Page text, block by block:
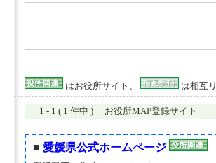
はお役所サイト、 は相互
1 - 1 ( 1 件中 ) お役所MAP登録サイト
■ 愛媛県公式ホームページ